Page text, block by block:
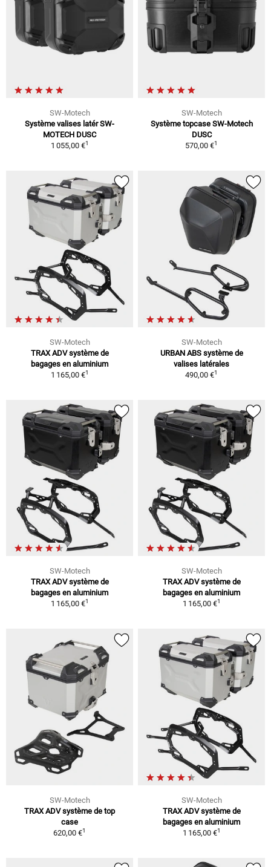
SW-Motech
Système valises latér SW-
MOTECH DUSC
1 055,00 €1
SW-Motech
Système topcase SW-Motech
DUSC
570,00 €1
SW-Motech
TRAX ADV système de
bagages en aluminium
1 165,00 €1
SW-Motech
URBAN ABS système de
valises latérales
490,00 €1
SW-Motech
TRAX ADV système de
bagages en aluminium
1 165,00 €1
SW-Motech
TRAX ADV système de
bagages en aluminium
1 165,00 €1
SW-Motech
TRAX ADV système de top
case
620,00 €1
SW-Motech
TRAX ADV système de
bagages en aluminium
1 165,00 €1